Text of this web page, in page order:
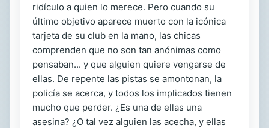
ridículo a quien lo merece. Pero cuando su
último objetivo aparece muerto con la icónica
tarjeta de su club en la mano, las chicas
comprenden que no son tan anónimas como
pensaban... y que alguien quiere vengarse de
ellas. De repente las pistas se amontonan, la
policía se acerca, y todos los implicados tienen
mucho que perder. ¿Es una de ellas una
asesina? ¿O tal vez alguien las acecha, y ellas